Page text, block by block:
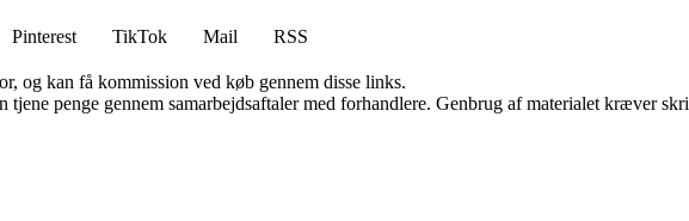
Pinterest TikTok Mail
RSS
og kan få kommission ved køb gennem disse links.
penge gennem samarbejdsaftaler med forhandlere. Genbrug af materialet kræver